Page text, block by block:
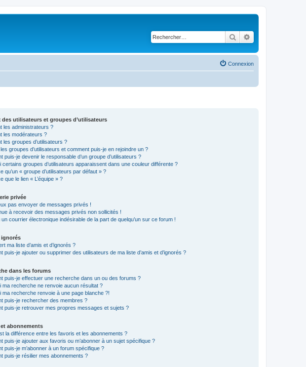
Rechercher
Connexion
des utilisateurs et groupes d’utilisateurs
les administrateurs ?
les modérateurs ?
les groupes d’utilisateurs ?
groupes d’utilisateurs et comment puis-je en rejoindre un ?
puis-je devenir le responsable d’un groupe d’utilisateurs ?
certains groupes d’utilisateurs apparaissent dans une couleur différente ?
qu’un « groupe d’utilisateurs par défaut » ?
que le lien « L’équipe » ?
privée
pas envoyer de messages privés !
à recevoir des messages privés non sollicités !
un courrier électronique indésirable de la part de quelqu’un sur ce forum !
ignorés
ma liste d’amis et d’ignorés ?
puis-je ajouter ou supprimer des utilisateurs de ma liste d’amis et d’ignorés ?
dans les forums
puis-je effectuer une recherche dans un ou des forums ?
ma recherche ne renvoie aucun résultat ?
ma recherche renvoie à une page blanche ?!
puis-je rechercher des membres ?
puis-je retrouver mes propres messages et sujets ?
abonnements
la différence entre les favoris et les abonnements ?
puis-je ajouter aux favoris ou m’abonner à un sujet spécifique ?
puis-je m’abonner à un forum spécifique ?
puis-je résilier mes abonnements ?